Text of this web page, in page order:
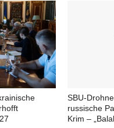
SBU-
russische
Krim –